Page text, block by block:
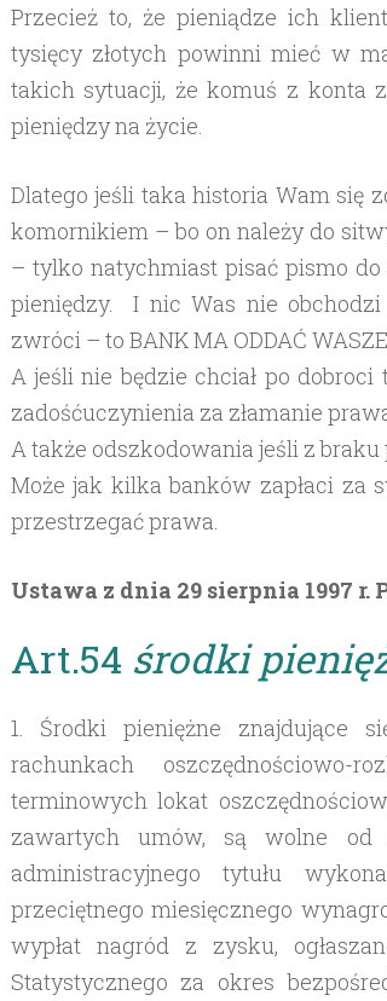
Przecież to, że pieniądze ich
tysięcy złotych powinni mieć w
takich sytuacji, że komuś z konta
pieniędzy na życie.
Dlatego jeśli taka historia Wam się
komornikiem – bo on należy do
– tylko natychmiast pisać pismo
pieniędzy. I nic Was nie
zwróci – to BANK MA ODDAĆ
A jeśli nie będzie chciał po
zadośćuczynienia za złamanie
A także odszkodowania jeśli z
Może jak kilka banków zapłaci za
przestrzegać prawa.
Ustawa z dnia 29 sierpnia 1997 r.
Art.54 środki
1. Środki pieniężne znajdujące
rachunkach oszczędnościowo-
terminowych lokat
zawartych umów, są wolne od
administracyjnego tytułu
przeciętnego miesięcznego
wypłat nagród z zysku,
Statystycznego za okres